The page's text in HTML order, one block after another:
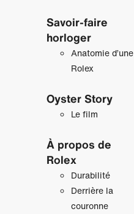
Savoir‑faire
horloger
Anatomie d’une
Rolex
Oyster Story
Le film
À propos de
Rolex
Durabilité
Derrière la
couronne